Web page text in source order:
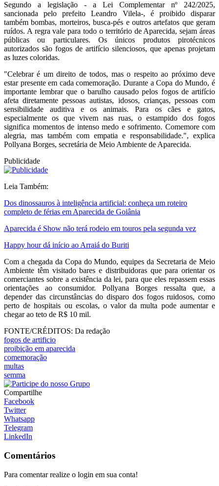
Segundo a legislação - a Lei Complementar nº 242/2025,
sancionada pelo prefeito Leandro Vilela-, é proibido disparar
também bombas, morteiros, busca-pés e outros artefatos que geram
ruídos. A regra vale para todo o território de Aparecida, sejam áreas
públicas ou particulares. Os únicos produtos pirotécnicos
autorizados são fogos de artifício silenciosos, que apenas projetam
as luzes coloridas.
"Celebrar é um direito de todos, mas o respeito ao próximo deve
estar presente em cada comemoração. Durante a Copa do Mundo, é
importante lembrar que o barulho causado pelos fogos de artifício
afeta diretamente pessoas autistas, idosos, crianças, pessoas com
sensibilidade auditiva e os animais. Para os cães e gatos,
especialmente os que vivem nas ruas, o estampido dos fogos
significa momentos de intenso medo e sofrimento. Comemore com
alegria, mas também com empatia e responsabilidade.", explica
Pollyana Borges, secretária de Meio Ambiente de Aparecida.
Publicidade
Leia Também:
Dos dinossauros à inteligência artificial: conheça um roteiro
completo de férias em Aparecida de Goiânia
Aparecida é Show não terá rodeio em touros pela segunda vez
Happy hour dá início ao Arraiá do Buriti
Com a chegada da Copa do Mundo, equipes da Secretaria de Meio
Ambiente têm visitado bares e distribuidoras que para orientar os
comerciantes sobre a existência da lei, para que eles repassem essas
orientações ao consumidor. Pollyana Borges ressalta que, a
depender das circunstâncias do disparo dos fogos ruidosos, como
perto de hospitais ou escolas, o valor da multa pode aumentar e
chegar ao teto de R$ 10 mil.
FONTE/CRÉDITOS: Da redação
fogos de artificio
proibição em aparecida
comemoração
multas
semma
Compartilhe
Facebook
Twitter
Whatsapp
Telegram
LinkedIn
Comentários
Para comentar realize o login em sua conta!